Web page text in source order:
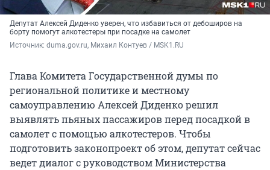
Депутат Алексей Диденко уверен, что избавиться от дебоширов на
борту помогут алкотестеры при посадке на самолет
Источник: duma.gov.ru, Михаил Контуев / MSK1.RU
Глава Комитета Государственной думы по
региональной политике и местному
самоуправлению Алексей Диденко решил
выявлять пьяных пассажиров перед посадкой в
самолет с помощью алкотестеров. Чтобы
подготовить законопроект об этом, депутат сейчас
ведет диалог с руководством Министерства